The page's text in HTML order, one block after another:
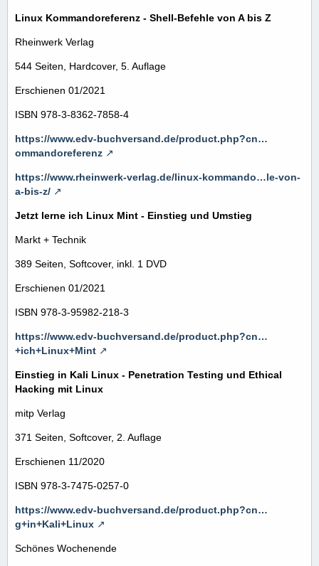
Linux Kommandoreferenz - Shell-Befehle von A bis Z
Rheinwerk Verlag
544 Seiten, Hardcover, 5. Auflage
Erschienen 01/2021
ISBN 978-3-8362-7858-4
https://www.edv-buchversand.de/product.php?cn…
ommandoreferenz
https://www.rheinwerk-verlag.de/linux-kommando…le-von-
a-bis-z/
Jetzt lerne ich Linux Mint - Einstieg und Umstieg
Markt + Technik
389 Seiten, Softcover, inkl. 1 DVD
Erschienen 01/2021
ISBN 978-3-95982-218-3
https://www.edv-buchversand.de/product.php?cn…
+ich+Linux+Mint
Einstieg in Kali Linux - Penetration Testing und Ethical
Hacking mit Linux
mitp Verlag
371 Seiten, Softcover, 2. Auflage
Erschienen 11/2020
ISBN 978-3-7475-0257-0
https://www.edv-buchversand.de/product.php?cn…
g+in+Kali+Linux
Schönes Wochenende